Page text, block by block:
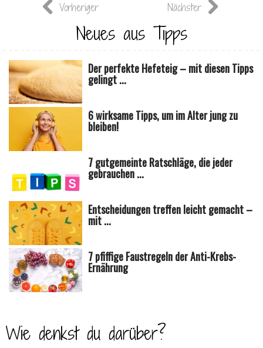
Vorheriger Nächster
Neues aus Tipps
Der perfekte Hefeteig – mit diesen Tipps
gelingt ...
6 wirksame Tipps, um im Alter jung zu
bleiben!
7 gutgemeinte Ratschläge, die jeder
gebrauchen ...
Entscheidungen treffen leicht gemacht –
mit ...
7 pfiffige Faustregeln der Anti-Krebs-
Ernährung
Wie denkst du darüber?